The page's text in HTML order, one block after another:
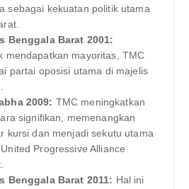
sebagai kekuatan politik utama
Benggala Barat 2001:
mendapatkan mayoritas, TMC
partai oposisi utama di majelis
2009: TMC meningkatkan
signifikan, memenangkan
kursi dan menjadi sekutu utama
Progressive Alliance
Benggala Barat 2011: Hal ini